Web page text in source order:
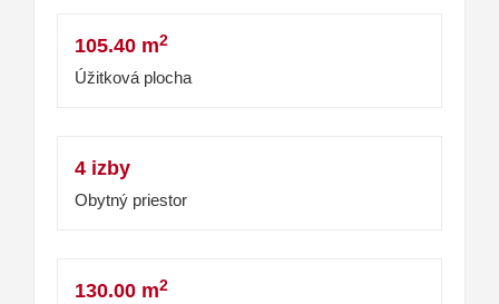
105.40 m2
Úžitková plocha
4 izby
Obytný priestor
130.00 m2